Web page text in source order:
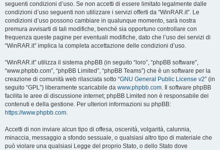
seguenti condizioni d’uso. Se non accetti di essere limitato legalmente dalle
condizioni d’uso seguenti non utilizzare i servizi offerti da “WinRAR.it”. Le
condizioni d’uso possono cambiare in qualunque momento, sarà nostra
premura avvisarti di tali modifiche, benché sia opportuno controllare con
frequenza queste pagine per eventuali modifiche, dato che l’uso dei servizi di
“WinRAR.it” implica la completa accettazione delle condizioni d’uso.
“WinRAR.it” utilizza il sistema phpBB (in seguito “loro”, “phpBB software”,
“www.phpbb.com”, “phpBB Limited”, “phpBB Teams”) che è un software per la
creazione di comunità web rilasciata sotto “GNU General Public License v2” (in
seguito “GPL”) liberamente scaricabile da www.phpbb.com. Il software phpBB
facilita le aree di discussione internet; phpBB Limited non è responsabile dei
contenuti e della gestione. Per ulteriori informazioni su phpBB:
https://www.phpbb.com.
Accetti di non inviare alcun tipo di offesa, oscenità, volgarità, calunnia,
minaccia, messaggio a sfondo sessuale, o qualsiasi altro tipo di materiale che
può violare una qualsiasi Legge del proprio Stato, o dello Stato dove